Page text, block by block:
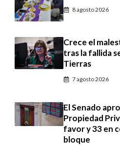
8 agosto 2026
Crece el
tras la fallida
Tierras
7 agosto 2026
El Senado
Propiedad
favor y 33 en
bloque